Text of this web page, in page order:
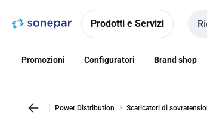
navigazionealla
Prodotti e Servizi
Promozioni Configuratori Brand shop
Power Distribution Scaricatori di